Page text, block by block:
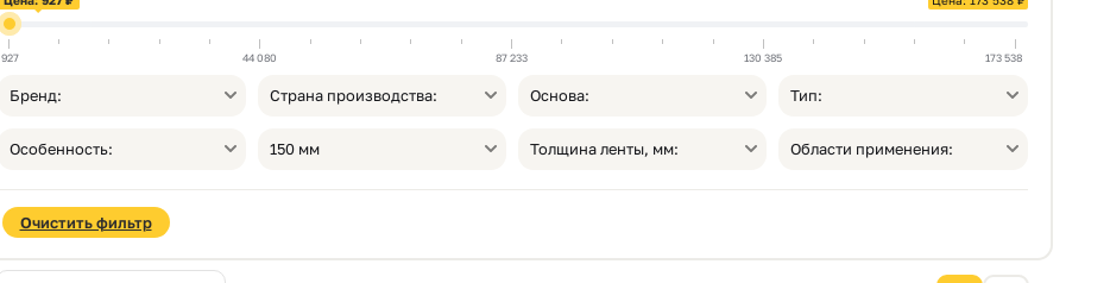
927 44 080 87 233 130 385 173 538
Бренд: Страна производства: Основа: Тип:
Особенность: 150 мм Толщина ленты, мм: Области применения:
Очистить фильтр